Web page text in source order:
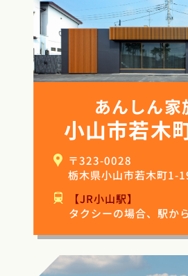
あんしん家
小山市若木
〒323-0028
栃木県小山市若木町1-
【JR小山駅】
タクシーの場合、駅か